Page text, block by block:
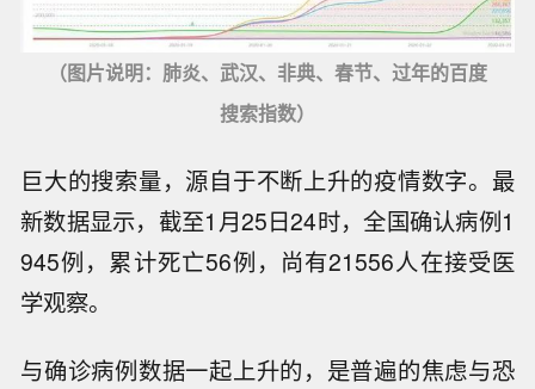
（图片说明：肺炎、武汉、非典、春节、过年的百度
搜索指数）
巨大的搜索量，源自于不断上升的疫情数字。最
新数据显示，截至1月25日24时，全国确认病例1
945例，累计死亡56例，尚有21556人在接受医
学观察。
与确诊病例数据一起上升的，是普遍的焦虑与恐